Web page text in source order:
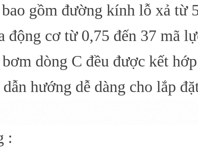
gồm đường kính lỗ xả từ
động cơ từ 0,75 đến 37 mã
dòng C đều được kết
hướng dễ dàng cho lắp
: